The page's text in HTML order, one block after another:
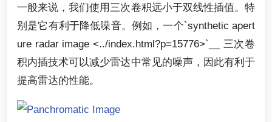
一般来说，我们使用三次卷积远小于双线性插值。特
别是它有利于降低噪音。例如，一个`synthetic apert
ure radar image <../index.html?p=15776>`__ 三次卷
积内插技术可以减少雷达中常见的噪声，因此有利于
提高雷达的性能。